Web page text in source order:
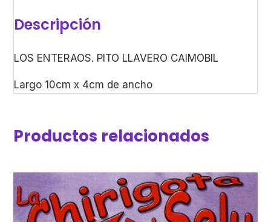
Descripción
LOS ENTERAOS. PITO LLAVERO CAIMOBIL
Largo 10cm x 4cm de ancho
Productos relacionados